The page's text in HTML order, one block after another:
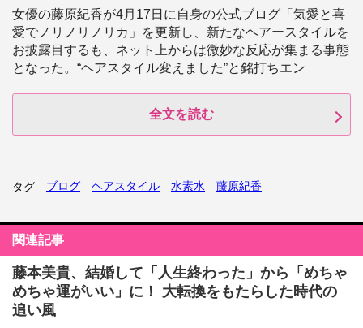
女優の藤原紀香が4月17日に自身の公式ブログ「気愛と喜
愛でノリノリノリカ」を更新し、新たなヘアースタイルを
お披露目するも、ネット上からは微妙な反応が集まる事態
となった。“ヘアスタイル変えました”と銘打ちエン
全文を読む
タグ ブログ ヘアスタイル 水素水 藤原紀香
関連記事
藤本美貴、結婚して「人生終わった」から「めちゃ
めちゃ運がいい」に！ 大転換をもたらした時代の
追い風